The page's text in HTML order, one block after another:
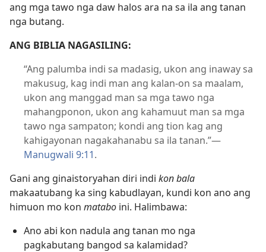
ang mga tawo nga daw halos ara na sa ila ang tanan
nga butang.
ANG BIBLIA NAGASILING:
“Ang palumba indi sa madasig, ukon ang inaway sa
makusug, kag indi man ang kalan-on sa maalam,
ukon ang manggad man sa mga tawo nga
mahangponon, ukon ang kahamuut man sa mga
tawo nga sampaton; kondi ang tion kag ang
kahigayonan nagakahanabu sa ila tanan.”—
Manugwali 9:11.
Gani ang ginaistoryahan diri indi kon bala
makaatubang ka sing kabudlayan, kundi kon ano ang
himuon mo kon matabo ini. Halimbawa:
Ano abi kon nadula ang tanan mo nga
pagkabutang bangod sa kalamidad?